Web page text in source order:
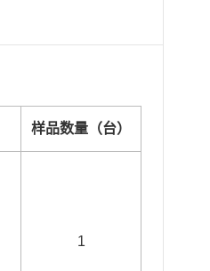
样品数量（台）
1